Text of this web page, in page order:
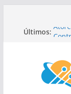
Últimos: